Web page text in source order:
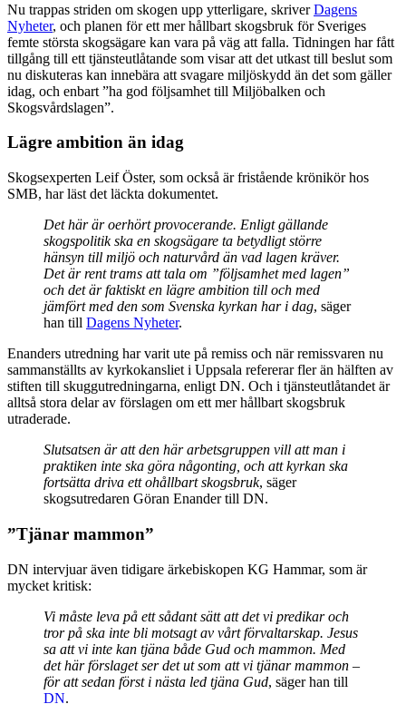
Nu trappas striden om skogen upp ytterligare, skriverDagens
Nyheter, och planen för ett mer hållbart skogsbruk för Sveriges
femte största skogsägare kan vara på väg att falla. Tidningen har fått
tillgång till ett tjänsteutlåtande som visar att det utkast till beslut som
nu diskuteras kan innebära att svagare miljöskydd än det som gäller
idag, och enbart ”ha god följsamhet till Miljöbalken och
Skogsvårdslagen”.
Lägre ambition än idag
Skogsexperten Leif Öster, som också är fristående krönikör hos
SMB, har läst det läckta dokumentet.
Det här är oerhört provocerande. Enligt gällande
skogspolitik ska en skogsägare ta betydligt större
hänsyn till miljö och naturvård än vad lagen kräver.
Det är rent trams att tala om ”följsamhet med lagen”
och det är faktiskt en lägre ambition till och med
jämfört med den som Svenska kyrkan har i dag, säger
han till Dagens Nyheter.
Enanders utredning har varit ute på remiss och när remissvaren nu
sammanställts av kyrkokansliet i Uppsala refererar fler än hälften av
stiften till skuggutredningarna, enligt DN. Och i tjänsteutlåtandet är
alltså stora delar av förslagen om ett mer hållbart skogsbruk
utraderade.
Slutsatsen är att den här arbetsgruppen vill att man i
praktiken inte ska göra någonting, och att kyrkan ska
fortsätta driva ett ohållbart skogsbruk, säger
skogsutredaren Göran Enander till DN.
”Tjänar mammon”
DN intervjuar även tidigare ärkebiskopen KG Hammar, som är
mycket kritisk:
Vi måste leva på ett sådant sätt att det vi predikar och
tror på ska inte bli motsagt av vårt förvaltarskap. Jesus
sa att vi inte kan tjäna både Gud och mammon. Med
det här förslaget ser det ut som att vi tjänar mammon –
för att sedan först i nästa led tjäna Gud, säger han till
DN.